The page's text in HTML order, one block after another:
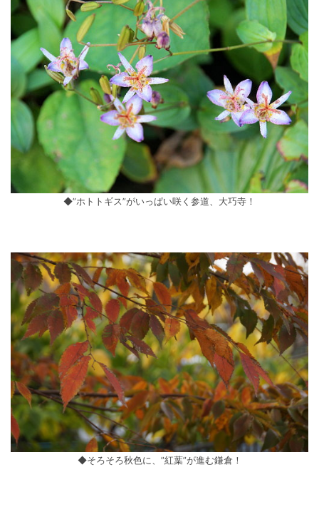
◆”ホトトギス”がいっぱい咲く参道、大巧寺！
◆そろそろ秋色に、”紅葉”が進む鎌倉！